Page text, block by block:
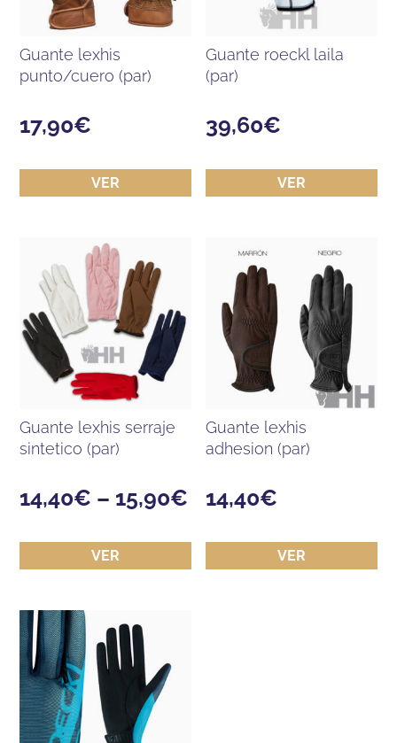
guante lexhis
punto/cuero (par)
17,90€
VER
guante roeckl laila
(par)
39,60€
VER
guante lexhis serraje
sintetico (par)
14,40€ – 15,90€
VER
guante lexhis
adhesion (par)
14,40€
VER